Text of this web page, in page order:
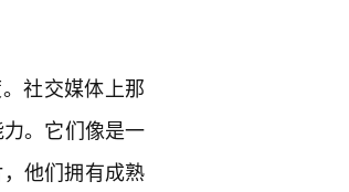
社交媒体上那
。它们像是一
他们拥有成熟